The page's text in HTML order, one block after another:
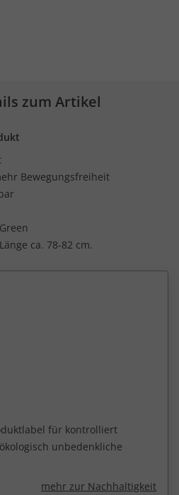
zum Artikel
Bewegungsfreiheit
ca. 78-82 cm.
für kontrolliert
unbedenkliche
mehr zur Nachhaltigkeit